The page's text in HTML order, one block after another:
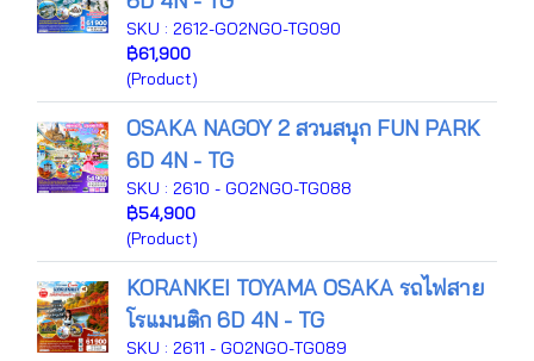
SKU : 2612-GO2NGO-TG090
฿61,900
(Product)
OSAKA NAGOY 2 สวนสนุก FUN PARK
6D 4N - TG
SKU : 2610 - GO2NGO-TG088
฿54,900
(Product)
KORANKEI TOYAMA OSAKA รถไฟสาย
โรแมนติก 6D 4N - TG
SKU : 2611 - GO2NGO-TG089